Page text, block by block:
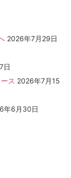
2026年7月29日
日
ス 2026年7月15
年6月30日